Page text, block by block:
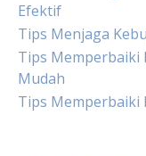
Efektif
Tips Menjaga
Tips Memperbaiki
Mudah
Tips Memperbaiki